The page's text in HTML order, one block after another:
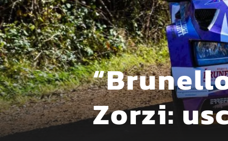
Zorzi: